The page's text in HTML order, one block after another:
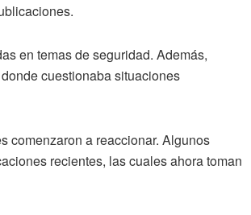
en temas de seguridad. Además,
cuestionaba situaciones
comenzaron a reaccionar. Algunos
recientes, las cuales ahora toman